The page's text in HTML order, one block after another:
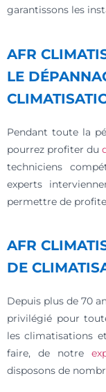
garantissons les
AFR
LE
Pendant toute la
pourrez profiter du
techniciens
experts
permettre de
AFR
DE
Depuis plus de 70
privilégié pour
les climatisations
faire, de notre
disposons de